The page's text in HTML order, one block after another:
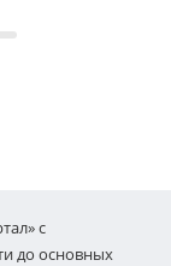
с
до основных